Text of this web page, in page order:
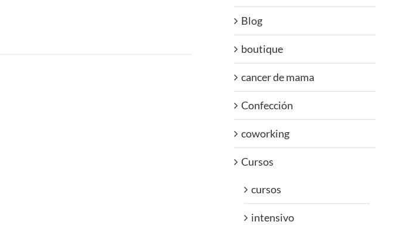
Blog
boutique
cancer de mama
Confección
coworking
Cursos
cursos
intensivo